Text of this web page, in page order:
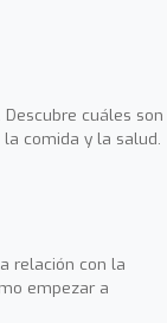
cuáles son
comida y la salud.
relación con la
empezar a